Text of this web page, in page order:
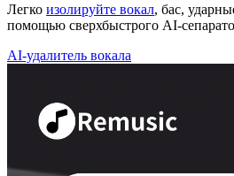
Легко изолируйте вокал, бас,
помощью сверхбыстрого AI-
AI-удалитель вокала